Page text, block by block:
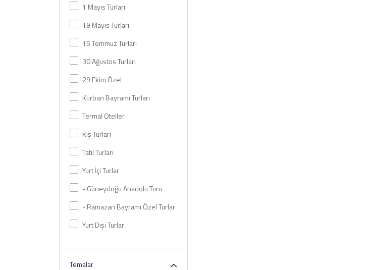
1 Mayıs Turları
19 Mayıs Turları
15 Temmuz Turları
30 Ağustos Turları
29 Ekim Özel
Kurban Bayramı Turları
Termal Oteller
Kış Turları
Tatil Turları
Yurt İçi Turlar
- Güneydoğu Anadolu Turu
- Ramazan Bayramı Özel Turlar
Yurt Dışı Turlar
Temalar